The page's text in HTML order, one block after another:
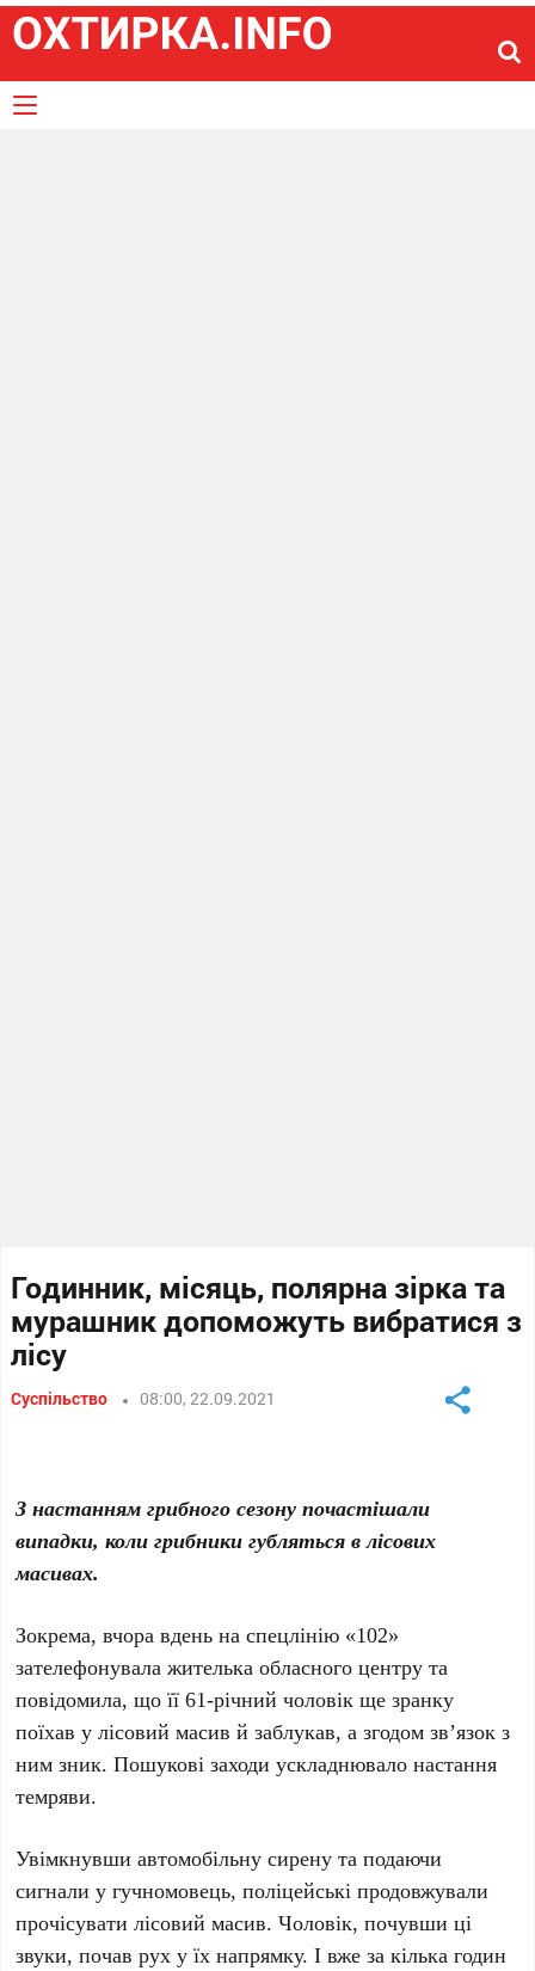
Годинник, місяць, полярна зірка та
мурашник допоможуть вибратися з
лісу
Суспільство 08:00, 22.09.2021
З настанням грибного сезону почастішали
випадки, коли грибники губляться в лісових
масивах.
Зокрема, вчора вдень на спецлінію «102»
зателефонувала жителька обласного центру та
повідомила, що її 61-річний чоловік ще зранку
поїхав у лісовий масив й заблукав, а згодом зв’язок з
ним зник. Пошукові заходи ускладнювало настання
темряви.
Увімкнувши автомобільну сирену та подаючи
сигнали у гучномовець, поліцейські продовжували
прочісувати лісовий масив. Чоловік, почувши ці
звуки, почав рух у їх напрямку. І вже за кілька годин